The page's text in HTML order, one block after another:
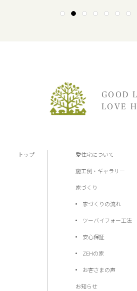
1 2 3 4 5 6 7
GOOD
LOVE
トップ 愛住宅について
施工例・ギャラリー
家づくり
家づくりの流れ
ツーバイフォー工法
安心保証
ZEHの家
お客さまの声
お知らせ